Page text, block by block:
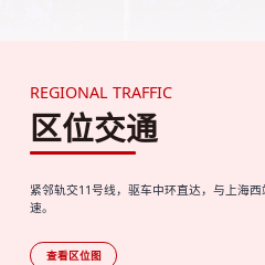
REGIONAL TRAFFIC
区位交通
紧邻轨交11号线，驱车中环直达，与上海
速。
查看区位图